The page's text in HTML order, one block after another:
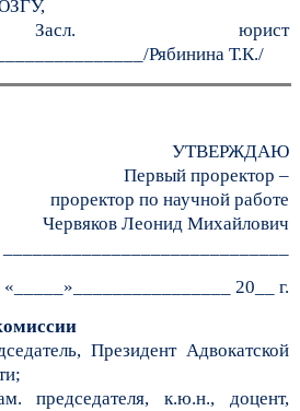
юрист
Рябинина Т.К./
УТВЕРЖДАЮ
Первый проректор –
проректор по научной работе
Червяков Леонид Михайлович
«_____»________________ 20__ г.
Президент Адвокатской
председателя, к.ю.н., доцент,